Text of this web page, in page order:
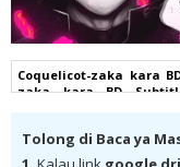
Coquelicot-zaka kara
zaka kara BD
zaka kara BD Subtitle
zaka kara BD Subtitle
Tolong di Baca ya